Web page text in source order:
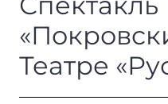
Театре